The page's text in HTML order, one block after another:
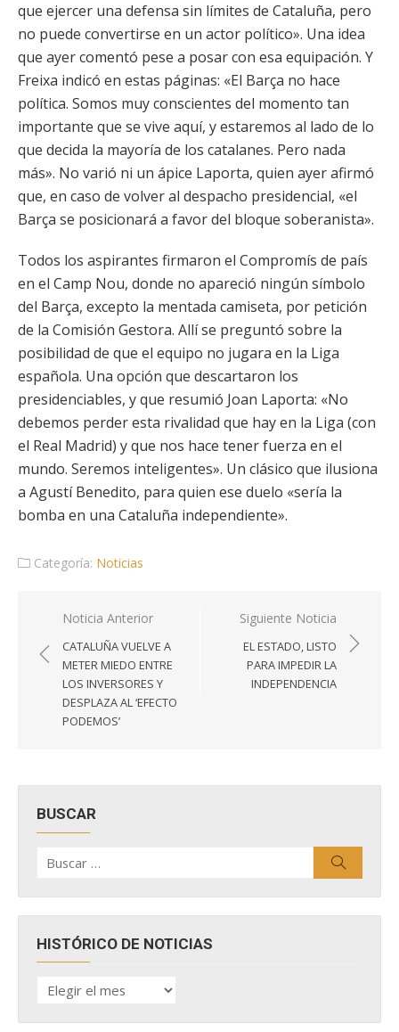
que ejercer una defensa sin límites de Cataluña, pero
no puede convertirse en un actor político». Una idea
que ayer comentó pese a posar con esa equipación. Y
Freixa indicó en estas páginas: «El Barça no hace
política. Somos muy conscientes del momento tan
importante que se vive aquí, y estaremos al lado de lo
que decida la mayoría de los catalanes. Pero nada
más». No varió ni un ápice Laporta, quien ayer afirmó
que, en caso de volver al despacho presidencial, «el
Barça se posicionará a favor del bloque soberanista».
Todos los aspirantes firmaron el Compromís de país
en el Camp Nou, donde no apareció ningún símbolo
del Barça, excepto la mentada camiseta, por petición
de la Comisión Gestora. Allí se preguntó sobre la
posibilidad de que el equipo no jugara en la Liga
española. Una opción que descartaron los
presidenciables, y que resumió Joan Laporta: «No
debemos perder esta rivalidad que hay en la Liga (con
el Real Madrid) y que nos hace tener fuerza en el
mundo. Seremos inteligentes». Un clásico que ilusiona
a Agustí Benedito, para quien ese duelo «sería la
bomba en una Cataluña independiente».
Categoría: Noticias
Navegación
de
entradas
Noticia Anterior
CATALUÑA VUELVE A
METER MIEDO ENTRE
LOS INVERSORES Y
DESPLAZA AL ‘EFECTO
PODEMOS’
Siguiente Noticia
EL ESTADO, LISTO
PARA IMPEDIR LA
INDEPENDENCIA
BUSCAR
por:
HISTÓRICO DE NOTICIAS
HISTÓRICO
DE